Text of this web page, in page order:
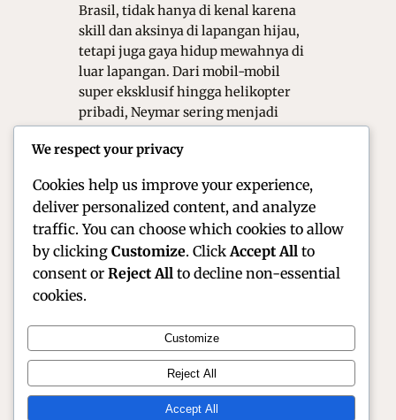
Brasil, tidak hanya di kenal karena
skill dan aksinya di lapangan hijau,
tetapi juga gaya hidup mewahnya di
luar lapangan. Dari mobil-mobil
super eksklusif hingga helikopter
pribadi, Neymar sering menjadi
dan harta mewahnya yang fantastis.
Official Site of Christian Montanari | Racer &
Motorsport Profile
We respect your privacy
Cookies help us improve your experience,
deliver personalized content, and analyze
traffic. You can choose which cookies to allow
by clicking Customize. Click Accept All to
consent or Reject All to decline non-essential
cookies.
Customize
Reject All
Accept All